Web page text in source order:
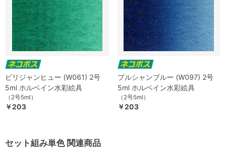
ビリジャンヒュー (W061) 2号
5ml ホルベイン水彩絵具
（2号5ml）
￥203
プルシャンブルー (W097) 2号
5ml ホルベイン水彩絵具
（2号5ml）
￥203
セット組み単色 関連商品